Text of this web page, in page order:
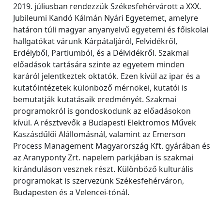
2019. júliusban rendezzük Székesfehérvárott a XXX.
Jubileumi Kandó Kálmán Nyári Egyetemet, amelyre
határon túli magyar anyanyelvű egyetemi és főiskolai
hallgatókat várunk Kárpátaljáról, Felvidékről,
Erdélyből, Partiumból, és a Délvidékről. Szakmai
előadások tartására szinte az egyetem minden
karáról jelentkeztek oktatók. Ezen kívül az ipar és a
kutatóintézetek különböző mérnökei, kutatói is
bemutatják kutatásaik eredményét. Szakmai
programokról is gondoskodunk az előadásokon
kívül. A résztvevők a Budapesti Elektromos Művek
Kaszásdűlői Alállomásnál, valamint az Emerson
Process Management Magyarország Kft. gyárában és
az Aranyponty Zrt. napelem parkjában is szakmai
kiránduláson vesznek részt. Különböző kulturális
programokat is szervezünk Székesfehérváron,
Budapesten és a Velencei-tónál.